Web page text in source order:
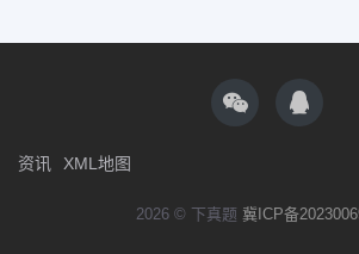
资讯 XML地图
2026 © 下真题 冀ICP备